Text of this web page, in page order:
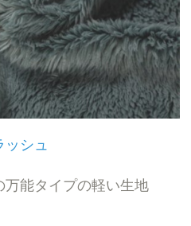
ッシュ
万能タイプの軽い生地